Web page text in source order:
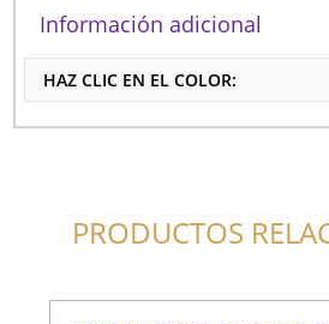
Información adicional
HAZ CLIC EN EL COLOR:
PRODUCTOS